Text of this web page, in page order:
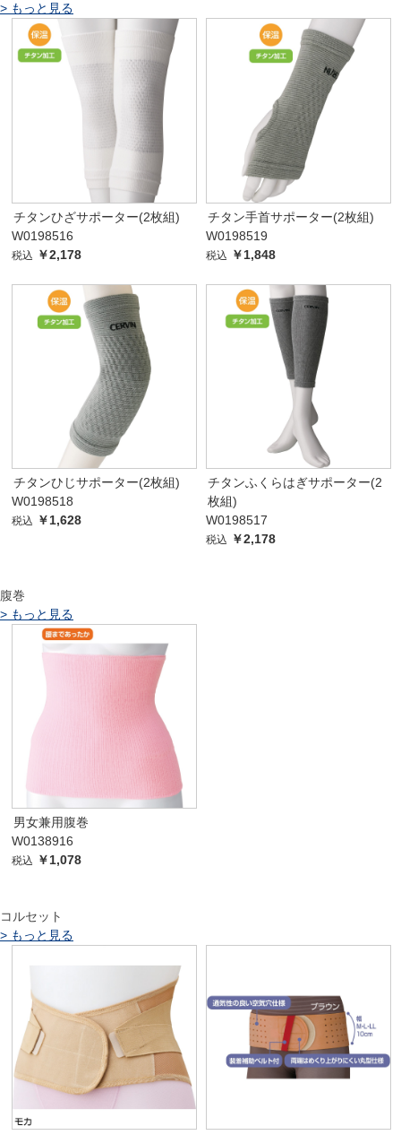
> もっと見る
チタンひざサポーター(2枚組)
W0198516
税込 ￥2,178
チタン手首サポーター(2枚組)
W0198519
税込 ￥1,848
チタンひじサポーター(2枚組)
W0198518
税込 ￥1,628
チタンふくらはぎサポーター(2
枚組)
W0198517
税込 ￥2,178
腹巻
> もっと見る
男女兼用腹巻
W0138916
税込 ￥1,078
コルセット
> もっと見る